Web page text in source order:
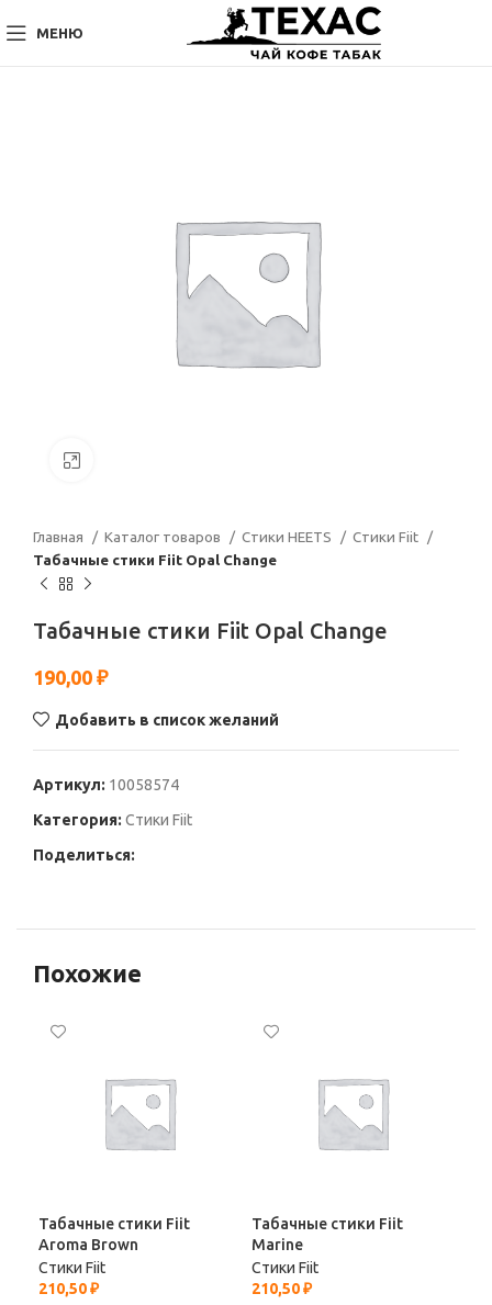
МЕНЮ
Главная Каталог товаров Стики HEETS
Стики Fiit
Табачные стики Fiit Opal Change
Табачные стики Fiit Opal Change
190,00 ₽
Добавить в список желаний
Артикул: 10058574
Категория: Стики Fiit
Поделиться:
Похожие
Табачные стики Fiit
Aroma Brown
Стики Fiit
210,50₽
Табачные стики Fiit
Marine
Стики Fiit
210,50₽